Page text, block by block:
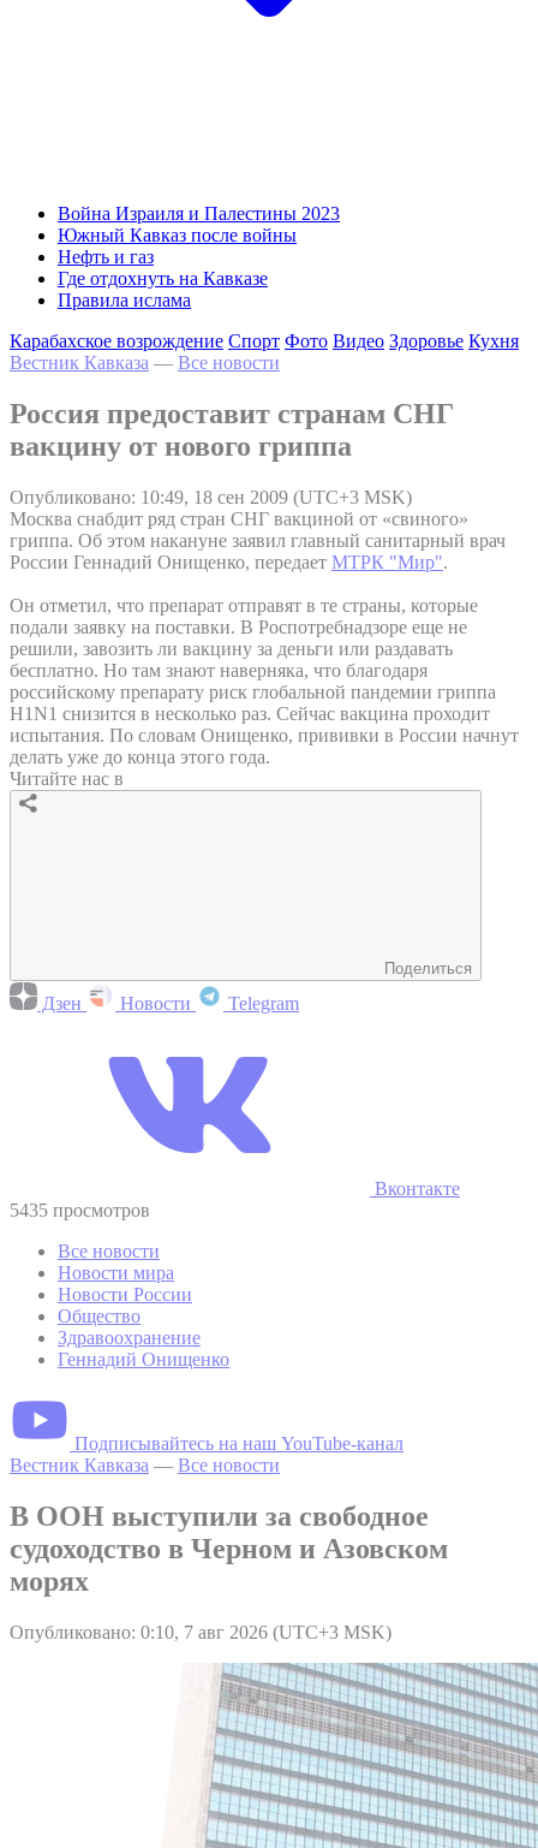
Война Израиля и Палестины 2023
Южный Кавказ после войны
Нефть и газ
Где отдохнуть на Кавказе
Правила ислама
Карабахское возрождение Спорт Фото Видео Здоровье Кухня
Вестник Кавказа — Все новости
Россия предоставит странам СНГ
вакцину от нового гриппа
Опубликовано: 10:49, 18 сен 2009 (UTC+3 MSK)
Москва снабдит ряд стран СНГ вакциной от «свиного»
гриппа. Об этом накануне заявил главный санитарный врач
России Геннадий Онищенко, передает МТРК "Мир".
Он отметил, что препарат отправят в те страны, которые
подали заявку на поставки. В Роспотребнадзоре еще не
решили, завозить ли вакцину за деньги или раздавать
бесплатно. Но там знают наверняка, что благодаря
российскому препарату риск глобальной пандемии гриппа
H1N1 снизится в несколько раз. Сейчас вакцина проходит
испытания. По словам Онищенко, прививки в России начнут
делать уже до конца этого года.
Читайте нас в
Поделиться
Дзен Новости Telegram
Вконтакте
5435 просмотров
Все новости
Новости мира
Новости России
Общество
Здравоохранение
Геннадий Онищенко
Подписывайтесь на наш YouTube-канал
Вестник Кавказа — Все новости
В ООН выступили за свободное
судоходство в Черном и Азовском
морях
Опубликовано: 0:10, 7 авг 2026 (UTC+3 MSK)